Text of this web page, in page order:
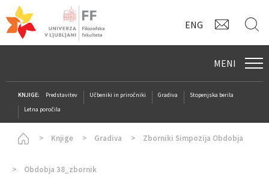
ENG
MENI
KNJIGE: Predstavitev Učbeniki in priročniki Gradiva
Stopenjska berila
Letna poročila
Homepage
Knjige Gradiva Zborniki Simpozija Obdobja
Obdobja 38_zbornik